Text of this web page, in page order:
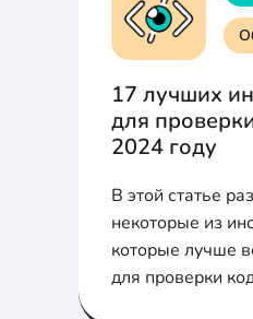
17 лучших
для
2024 году
В этой статье
некоторые из
которые лучше
для проверки